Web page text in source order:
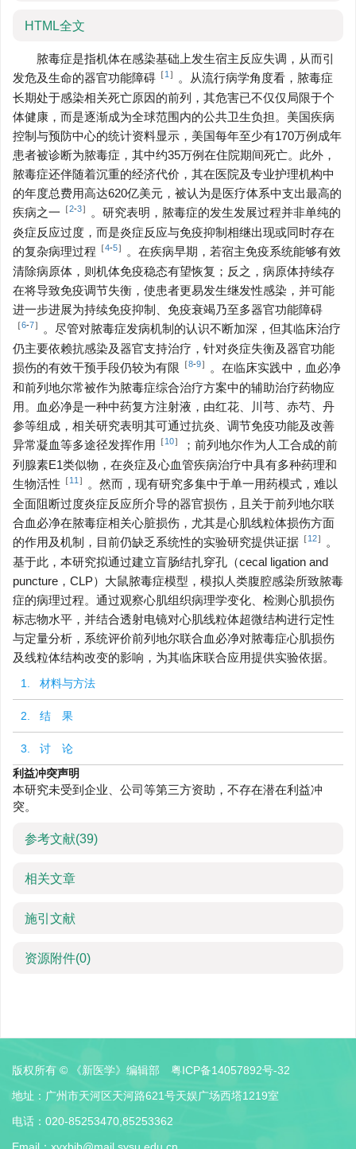
HTML全文
脓毒症是指机体在感染基础上发生宿主反应失调，从而引
发危及生命的器官功能障碍 ［1 ］
。从流行病学角度看，脓毒症
长期处于感染相关死亡原因的前列，其危害已不仅仅局限于个
体健康，而是逐渐成为全球范围内的公共卫生负担。美国疾病
控制与预防中心的统计资料显示，美国每年至少有170万例成年
患者被诊断为脓毒症，其中约35万例在住院期间死亡。此外，
脓毒症还伴随着沉重的经济代价，其在医院及专业护理机构中
的年度总费用高达620亿美元，被认为是医疗体系中支出最高的
疾病之一 ［2-3］
。研究表明，脓毒症的发生发展过程并非单纯的
炎症反应过度，而是炎症反应与免疫抑制相继出现或同时存在
的复杂病理过程 ［4-5］
。在疾病早期，若宿主免疫系统能够有效
清除病原体，则机体免疫稳态有望恢复；反之，病原体持续存
在将导致免疫调节失衡，使患者更易发生继发性感染，并可能
进一步进展为持续免疫抑制、免疫衰竭乃至多器官功能障碍
［6-7］
。尽管对脓毒症发病机制的认识不断加深，但其临床治疗
仍主要依赖抗感染及器官支持治疗，针对炎症失衡及器官功能
损伤的有效干预手段仍较为有限 ［8-9］
。在临床实践中，血必净
和前列地尔常被作为脓毒症综合治疗方案中的辅助治疗药物应
用。血必净是一种中药复方注射液，由红花、川芎、赤芍、丹
参等组成，相关研究表明其可通过抗炎、调节免疫功能及改善
异常凝血等多途径发挥作用 ［10］
；前列地尔作为人工合成的前
列腺素E1类似物，在炎症及心血管疾病治疗中具有多种药理和
生物活性 ［11 ］
。然而，现有研究多集中于单一用药模式，难以
全面阻断过度炎症反应所介导的器官损伤，且关于前列地尔联
合血必净在脓毒症相关心脏损伤，尤其是心肌线粒体损伤方面
的作用及机制，目前仍缺乏系统性的实验研究提供证据 ［12］
。
基于此，本研究拟通过建立盲肠结扎穿孔（cecal ligation and
puncture，CLP）大鼠脓毒症模型，模拟人类腹腔感染所致脓毒
症的病理过程。通过观察心肌组织病理学变化、检测心肌损伤
标志物水平，并结合透射电镜对心肌线粒体超微结构进行定性
与定量分析，系统评价前列地尔联合血必净对脓毒症心肌损伤
及线粒体结构改变的影响，为其临床联合应用提供实验依据。
1. 材料与方法
2. 结 果
3. 讨 论
利益冲突声明
本研究未受到企业、公司等第三方资助，不存在潜在利益冲
突。
参考文献(39)
相关文章
施引文献
资源附件(0)
版权所有 © 《新医学》编辑部
粤ICP备14057892号-32
地址：广州市天河区天河路621号天娱广场西塔1219室
电话：020-85253470,85253362